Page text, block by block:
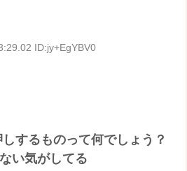
ID:jy+EgYBV0
するものって何でしょう？
い気がしてる